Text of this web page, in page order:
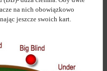
na nich obowiązkowo
jeszcze swoich kart.